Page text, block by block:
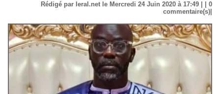
Rédigé par leral.net le Mercredi 24 Juin 2020 à 17:49 | | 0
commentaire(s)|